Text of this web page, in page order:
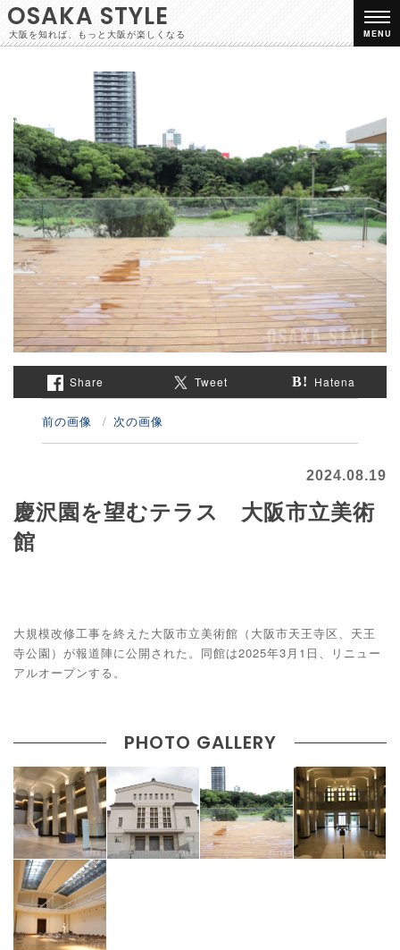
OSAKA STYLE
大阪を知れば、もっと大阪が楽しくなる MENU
Share Tweet Hatena
前の画像 次の画像
2024.08.19
慶沢園を望むテラス 大阪市立美術
館
大規模改修工事を終えた大阪市立美術館（大阪市天王寺区、天王
寺公園）が報道陣に公開された。同館は2025年3月1日、リニュー
アルオープンする。
PHOTO GALLERY